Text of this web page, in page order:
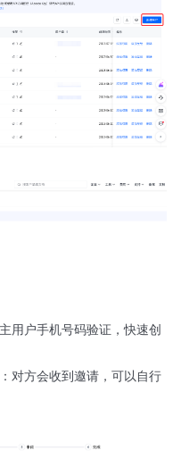
用户手机号码验证，快速创
对方会收到邀请，可以自行